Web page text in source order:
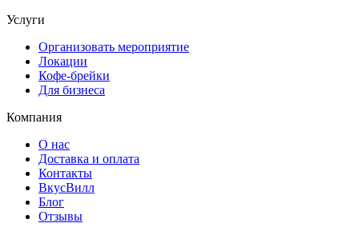
Услуги
Организовать мероприятие
Локации
Кофе-брейки
Для бизнеса
Компания
О нас
Доставка и оплата
Контакты
ВкусВилл
Блог
Отзывы